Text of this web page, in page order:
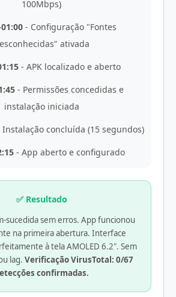
100Mbps)
- Configuração "Fontes
ativada
- APK localizado e aberto
- Permissões concedidas e
instalação iniciada
Instalação concluída (15 segundos)
- App aberto e configurado
✅ Resultado
sucedida sem erros. App funcionou
na primeira abertura. Interface
à tela AMOLED 6.2". Sem
lag. Verificação VirusTotal: 0/67
confirmadas.